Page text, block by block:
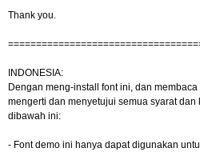
Thank you.
INDONESIA:
Dengan meng-install font ini, dan
mengerti dan menyetujui semua syarat
dibawah ini:
- Font demo ini hanya dapat digunakan